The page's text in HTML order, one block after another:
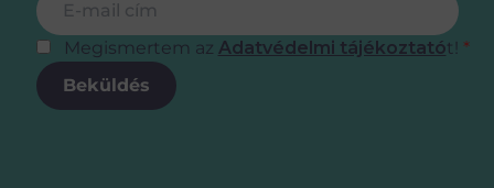
*
Megismertem az Adatvédelmi tájékoztatót!
Beküldés